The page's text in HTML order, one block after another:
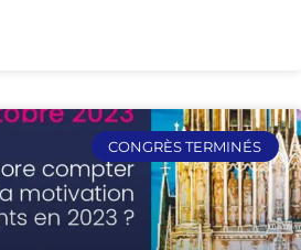
CONGRÈS TERMINÉS